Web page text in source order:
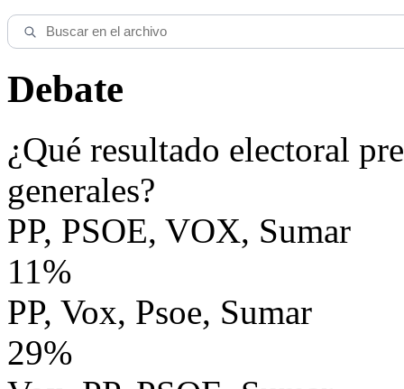
Debate
¿Qué resultado electoral
generales?
PP, PSOE, VOX, Sumar
11%
PP, Vox, Psoe, Sumar
29%